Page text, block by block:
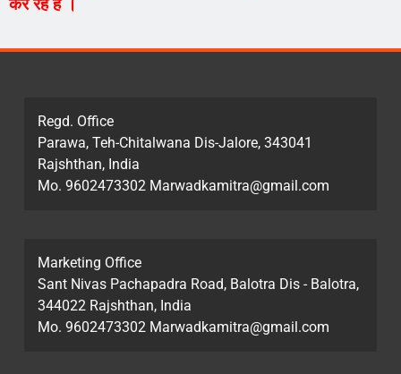
कर रहें हैं ।
Regd. Office
Parawa, Teh-Chitalwana Dis-Jalore, 343041
Rajshthan, India
Mo. 9602473302 Marwadkamitra@gmail.com
Marketing Office
Sant Nivas Pachapadra Road, Balotra Dis - Balotra,
344022 Rajshthan, India
Mo. 9602473302 Marwadkamitra@gmail.com